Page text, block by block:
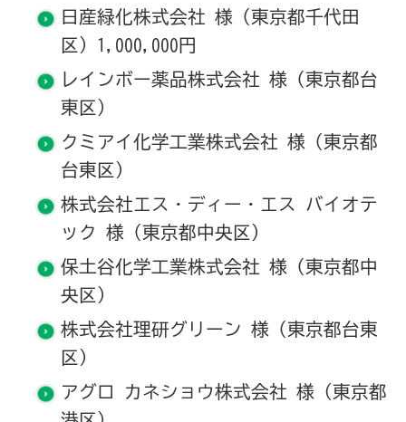
日産緑化株式会社 様（東京都千代田
区）1,000,000円
レインボー薬品株式会社 様（東京都台
東区）
クミアイ化学工業株式会社 様（東京都
台東区）
株式会社エス・ディー・エス バイオテ
ック 様（東京都中央区）
保土谷化学工業株式会社 様（東京都中
央区）
株式会社理研グリーン 様（東京都台東
区）
アグロ カネショウ株式会社 様 (東京都